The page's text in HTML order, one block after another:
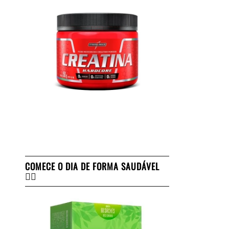
COMECE O DIA DE FORMA SAUDÁVEL
👇🏻